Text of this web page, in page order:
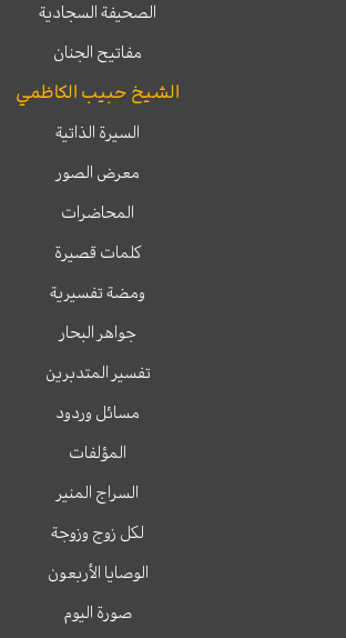
الصحيفة السجادية
مفاتيح الجنان
الشيخ حبيب الكاظمي
السيرة الذاتية
معرض الصور
المحاضرات
كلمات قصيرة
ومضة تفسيرية
جواهر البحار
تفسير المتدبرين
مسائل وردود
المؤلفات
السراج المنير
لكل زوج وزوجة
الوصايا الأربعون
صورة اليوم